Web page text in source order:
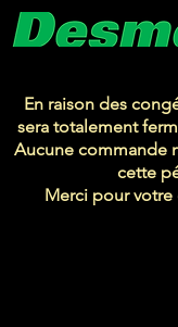
En raison des
sera totalement
Aucune commande
cette
Merci pour